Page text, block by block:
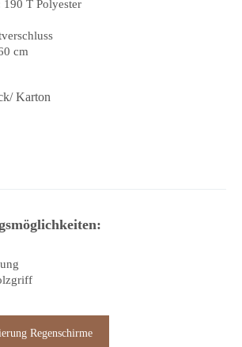
T Polyester
cm
Karton
Regenschirme